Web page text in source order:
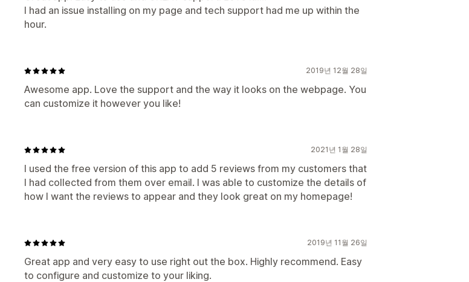
I had an issue installing on my page and tech support had me up within the
hour.
2019년 12월 28일
Awesome app. Love the support and the way it looks on the webpage. You
can customize it however you like!
2021년 1월 28일
I used the free version of this app to add 5 reviews from my customers that
I had collected from them over email. I was able to customize the details of
how I want the reviews to appear and they look great on my homepage!
2019년 11월 26일
Great app and very easy to use right out the box. Highly recommend. Easy
to configure and customize to your liking.